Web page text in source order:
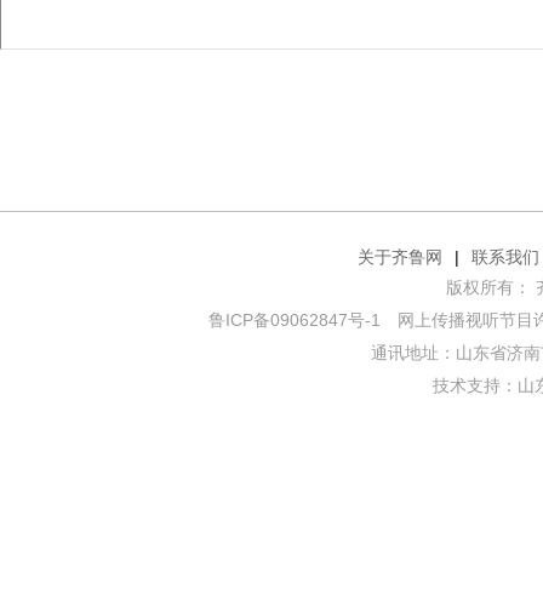
关于齐鲁网 |
联系我们
版权所有：
鲁ICP备09062847号-1
网上传播视听节目
通讯地址：山东省济
技术支持： 山